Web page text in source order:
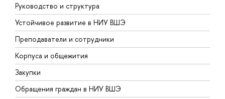
Руководство и структура
Устойчивое развитие в НИУ ВШЭ
Преподаватели и сотрудники
Корпуса и общежития
Закупки
Обращения граждан в НИУ ВШЭ